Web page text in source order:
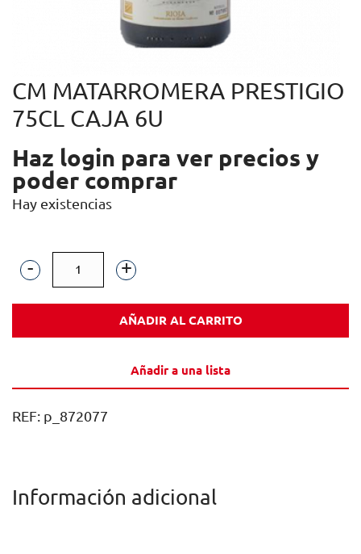
CM MATARROMERA PRESTIGIO
75CL CAJA 6U
Haz login para ver precios y
poder comprar
Hay existencias
CM
MATARROMERA
cantidad
AÑADIR AL CARRITO
Añadir a una lista
REF: p_872077
Información adicional